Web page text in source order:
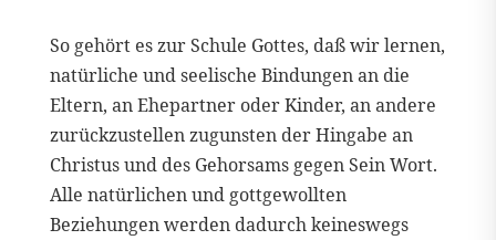
So gehört es zur Schule Gottes, daß wir lernen,
natürliche und seelische Bindungen an die
Eltern, an Ehepartner oder Kinder, an andere
zurückzustellen zugunsten der Hingabe an
Christus und des Gehorsams gegen Sein Wort.
Alle natürlichen und gottgewollten
Beziehungen werden dadurch keineswegs